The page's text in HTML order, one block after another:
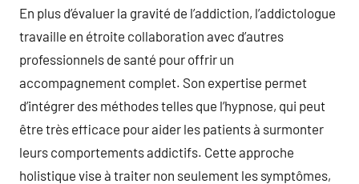
En plus d’évaluer la gravité de l’addiction, l’addictologue
travaille en étroite collaboration avec d’autres
professionnels de santé pour offrir un
accompagnement complet. Son expertise permet
d’intégrer des méthodes telles que l’hypnose, qui peut
être très efficace pour aider les patients à surmonter
leurs comportements addictifs. Cette approche
holistique vise à traiter non seulement les symptômes,